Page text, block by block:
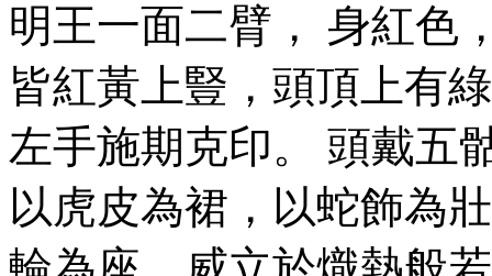
明王一面二臂， 身紅色
皆紅黃上豎，頭頂上有
左手施期克印。 頭戴五
以虎皮為裙，以蛇飾為